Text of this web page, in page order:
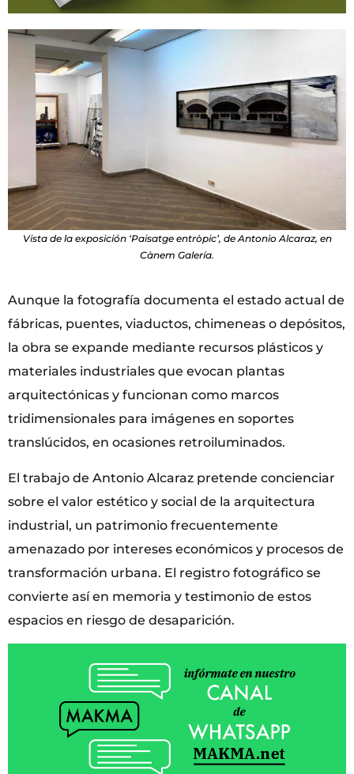
Vista de la exposición ‘Paisatge entròpic’, de Antonio Alcaraz, en
Cànem Galería.
Aunque la fotografía documenta el estado actual de
fábricas, puentes, viaductos, chimeneas o depósitos,
la obra se expande mediante recursos plásticos y
materiales industriales que evocan plantas
arquitectónicas y funcionan como marcos
tridimensionales para imágenes en soportes
translúcidos, en ocasiones retroiluminados.
El trabajo de Antonio Alcaraz pretende concienciar
sobre el valor estético y social de la arquitectura
industrial, un patrimonio frecuentemente
amenazado por intereses económicos y procesos de
transformación urbana. El registro fotográfico se
convierte así en memoria y testimonio de estos
espacios en riesgo de desaparición.